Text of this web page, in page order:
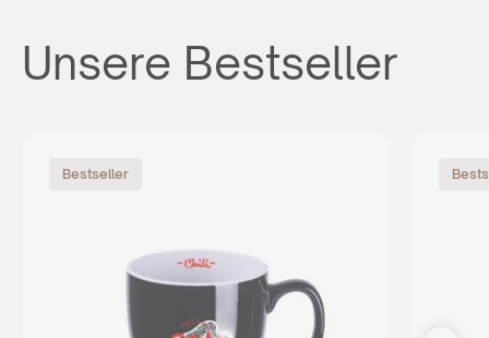
Unsere Bestseller
Bestseller